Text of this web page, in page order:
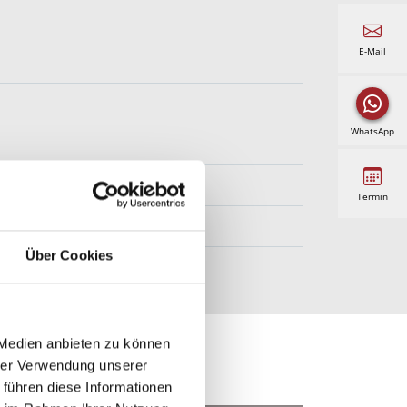
Über Cookies
anbieten zu können
Verwendung unserer
diese Informationen
- HWF Feinstruktur
E-Mail
WhatsApp
Termin